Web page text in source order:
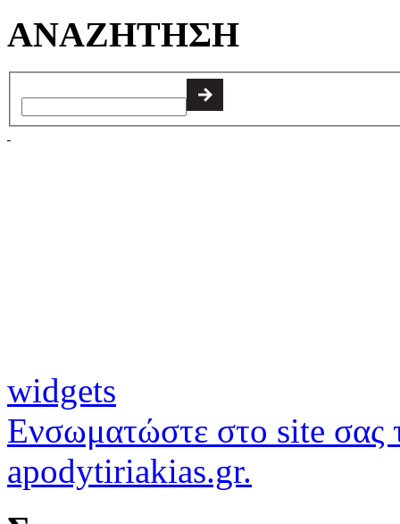
ΑΝΑΖΗΤΗΣΗ
widgets
Ενσωματώστε στο site σας
apodytiriakias.gr.